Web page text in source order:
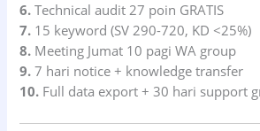
6. Technical audit 27 poin GRATIS
7. 15 keyword (SV 290-720, KD <25%)
8. Meeting Jumat 10 pagi WA group
9. 7 hari notice + knowledge transfer
10. Full data export + 30 hari support